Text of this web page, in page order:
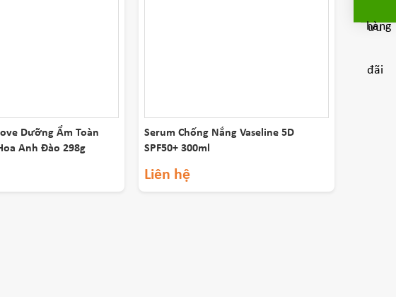
Dưỡng Ẩm Toàn
Anh Đào 298g
Serum Chống Nắng Vaseline 5D
SPF50+ 300ml
Liên hệ